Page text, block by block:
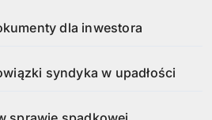
dla inwestora
syndyka w upadłości